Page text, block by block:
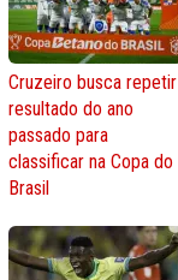
Cruzeiro busca repetir
resultado do ano
passado para
classificar na Copa do
Brasil